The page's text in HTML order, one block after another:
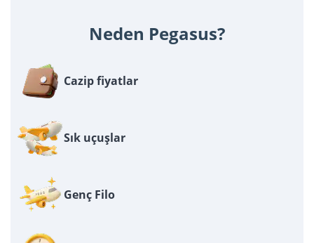
Neden Pegasus?
Cazip fiyatlar
Sık uçuşlar
Genç Filo